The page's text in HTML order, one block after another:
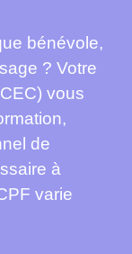
bénévole,
? Votre
vous
de
à
varie